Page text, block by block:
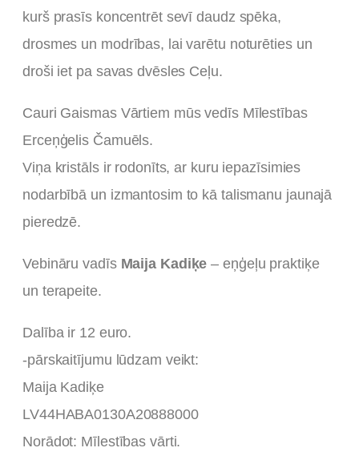
kurš prasīs koncentrēt sevī daudz spēka,
drosmes un modrības, lai varētu noturēties un
droši iet pa savas dvēsles Ceļu.
Cauri Gaismas Vārtiem mūs vedīs Mīlestības
Erceņģelis Čamuēls.
Viņa kristāls ir rodonīts, ar kuru iepazīsimies
nodarbībā un izmantosim to kā talismanu jaunajā
pieredzē.
Vebināru vadīs Maija Kadiķe – eņģeļu praktiķe
un terapeite.
Dalība ir 12 euro.
-pārskaitījumu lūdzam veikt:
Maija Kadiķe
LV44HABA0130A20888000
Norādot: Mīlestības vārti.